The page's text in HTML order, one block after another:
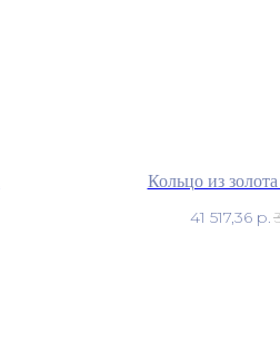
Кольцо из
41 517,36 р.